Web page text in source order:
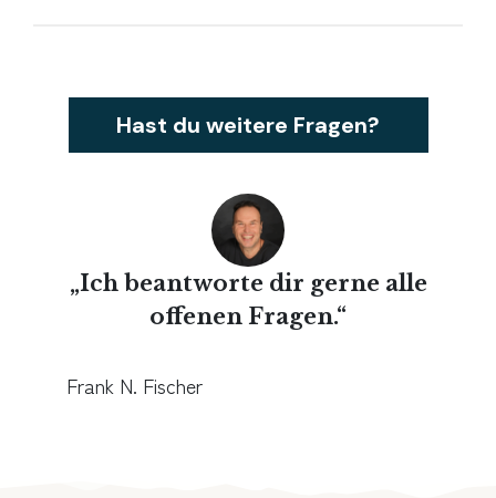
Hast du weitere Fragen?
„Ich beantworte dir gerne alle
offenen Fragen.“
Frank N. Fischer